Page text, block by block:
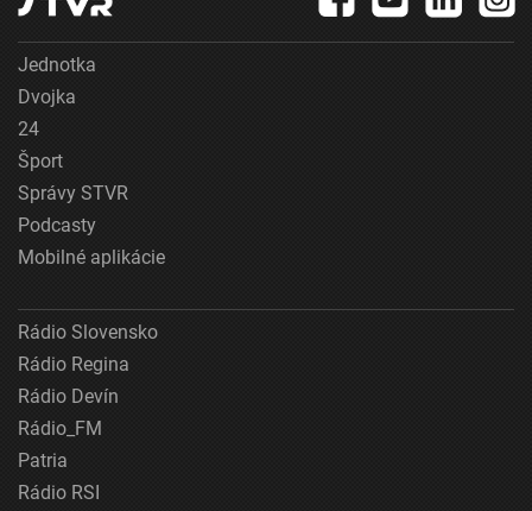
Jednotka
Dvojka
24
Šport
Správy STVR
Podcasty
Mobilné aplikácie
Rádio Slovensko
Rádio Regina
Rádio Devín
Rádio_FM
Patria
Rádio RSI